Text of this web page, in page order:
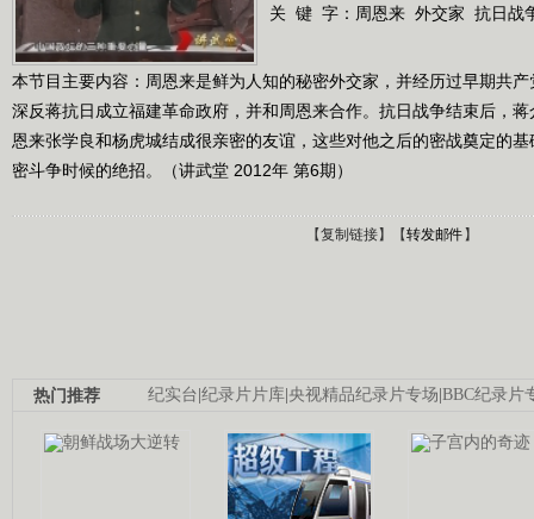
关 键 字： 周恩来 外交家 抗日战
本节目主要内容：周恩来是鲜为人知的秘密外交家，并经历过早期共
深反蒋抗日成立福建革命政府，并和周恩来合作。抗日战争结束后，蒋
恩来张学良和杨虎城结成很亲密的友谊，这些对他之后的密战奠定的
密斗争时候的绝招。（讲武堂 2012年 第6期）
【复制链接】【转发邮件】
纪实台|纪录片片库|央视精品纪录片专场|BBC纪录片
热门推荐